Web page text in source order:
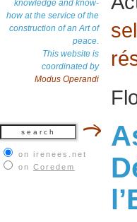
knowledge and know-
how at the service of the
construction of an Art of
peace.
This website is
coordinated by
Modus Operandi
on irenees.net
on Coredem